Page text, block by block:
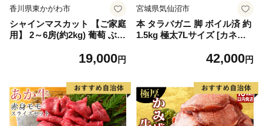
香川県東かがわ市
シャインマスカット 【ご家庭
用】 2～6房(約2kg) 葡萄 ぶど
もの 果実 旬の果物 旬のフル
19,000円
宮城県気仙沼市
本 タラバガニ 脚 ボイル済 約
1.5kg 極太7Lサイズ [カネダ
6] カニ かに 蟹 たらばがに た
42,000円